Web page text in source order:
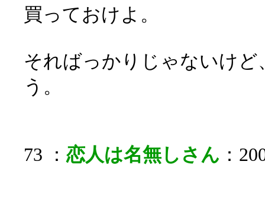
買っておけよ。
そればっかりじゃないけ
う。
73 ： 恋人は名無しさん ：